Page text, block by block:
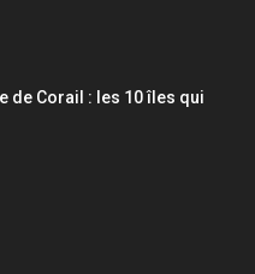
de Corail : les 10 îles qui